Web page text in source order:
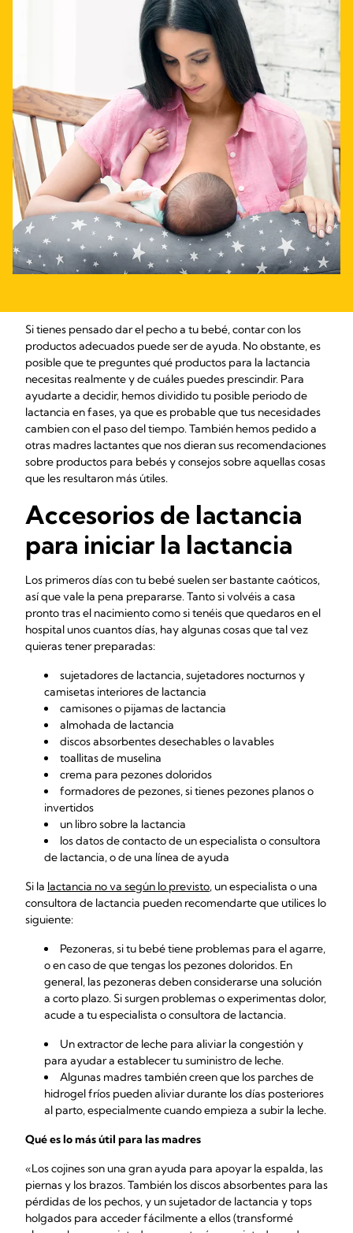
Si tienes pensado dar el pecho a tu bebé, contar con los
productos adecuados puede ser de ayuda. No obstante, es
posible que te preguntes qué productos para la lactancia
necesitas realmente y de cuáles puedes prescindir. Para
ayudarte a decidir, hemos dividido tu posible periodo de
lactancia en fases, ya que es probable que tus necesidades
cambien con el paso del tiempo. También hemos pedido a
otras madres lactantes que nos dieran sus recomendaciones
sobre productos para bebés y consejos sobre aquellas cosas
que les resultaron más útiles.
Accesorios de lactancia
para iniciar la lactancia
Los primeros días con tu bebé suelen ser bastante caóticos,
así que vale la pena prepararse. Tanto si volvéis a casa
pronto tras el nacimiento como si tenéis que quedaros en el
hospital unos cuantos días, hay algunas cosas que tal vez
quieras tener preparadas:
sujetadores de lactancia, sujetadores nocturnos y
camisetas interiores de lactancia
camisones o pijamas de lactancia
almohada de lactancia
discos absorbentes desechables o lavables
toallitas de muselina
crema para pezones doloridos
formadores de pezones, si tienes pezones planos o
invertidos
un libro sobre la lactancia
los datos de contacto de un especialista oconsultora
de lactancia, o de una línea de ayuda
Si la lactancia no va según lo previsto, un especialista o una
consultora de lactancia pueden recomendarte que utilices lo
siguiente:
Pezoneras, si tu bebé tiene problemas para elagarre,
o en caso de que tengas los pezones doloridos. En
general, las pezoneras deben considerarse una solución
a corto plazo. Si surgen problemas o experimentas dolor,
acude a tu especialista o consultora de lactancia.
Un extractor de leche para aliviar la congestióny
para ayudar a establecer tusuministro de leche.
Algunas madres también creen que los parches de
hidrogel fríos pueden aliviar durante los días posteriores
al parto, especialmente cuando empieza a subir la leche.
Qué es lo más útil para las madres
«Los cojines son una gran ayuda para apoyar la espalda, las
piernas y los brazos. También los discos absorbentes para las
pérdidas de los pechos, y un sujetador de lactancia y tops
holgados para acceder fácilmente a ellos (transformé